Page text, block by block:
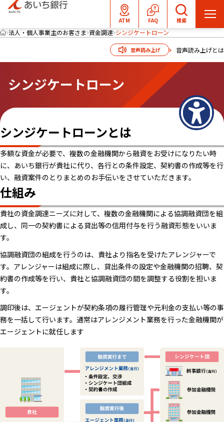
ATM FAQ 検索
メ
ニ
ー
法人・個人事業主のお客さま 資金調達 シンジケートローン
音声読み上げ 音声読み上げとは
シンジケートローン
シンジケートローンとは
多額な資金が必要で、複数の金融機関から融資をお受けになりたい時
に、あいち銀行が貴社に代り、各行との条件設定、契約書の作成等を行
い、融資案件のとりまとめのお手伝いをさせていただきます。
仕組み
貴社の資金調達ニーズに対して、複数の金融機関による協調融資団を組
成し、同一の契約書による貸出等の信用付与を行う融資形態をいいま
す。
協調融資団の組成を行うのは、貴社より指名を受けたアレンジャーで
す。アレンジャーは組成に際し、貸出条件の設定や金融機関の招聘、契
約書の作成等を行い、貴社と協調融資団の間を調整する役割を担いま
す。
調印後は、エージェントが契約条項の履行管理や元利金の支払い等の事
務を一括して行います。通常はアレンジメント業務を行った金融機関が
エージェントに就任します